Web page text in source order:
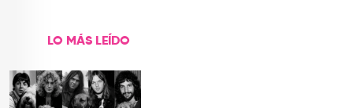
LO MÁS LEÍDO